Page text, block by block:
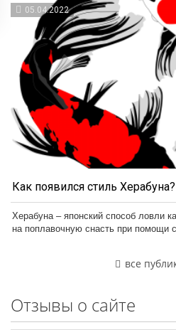
05.04.2022
Как появился стиль Херабуна?
Херабуна – японский способ ловли
на поплавочную снасть при помощи
все
Отзывы о сайте